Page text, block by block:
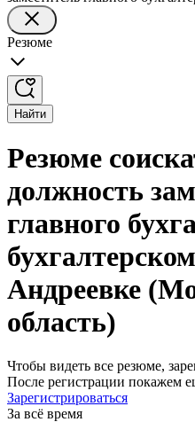
Резюме
Найти
Резюме
должность
главного
Андреевке
область)
Чтобы видеть все резюме,
После регистрации покажем
Зарегистрироваться
За всё время